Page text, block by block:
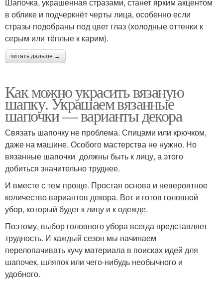
Шапочка, украшенная стразами, станет ярким акцентом
в облике и подчеркнёт черты лица, особенно если
стразы подобраны под цвет глаз (холодные оттенки к
серым или тёплые к карим).
читать дальше →
Как можно украсить вязаную
шапку. Украшаем вязанные
шапочки — варианты декора
Связать шапочку не проблема. Спицами или крючком,
даже на машине. Особого мастерства не нужно. Но
вязанные шапочки должны быть к лицу, а этого
добиться значительно труднее.
И вместе с тем проще. Простая основа и невероятное
количество вариантов декора. Вот и готов головной
убор, который будет к лицу и к одежде.
Поэтому, выбор головного убора всегда представляет
трудность. И каждый сезон мы начинаем
перелопачивать кучу материала в поисках идей для
шапочек, шляпок или чего-нибудь необычного и
удобного.